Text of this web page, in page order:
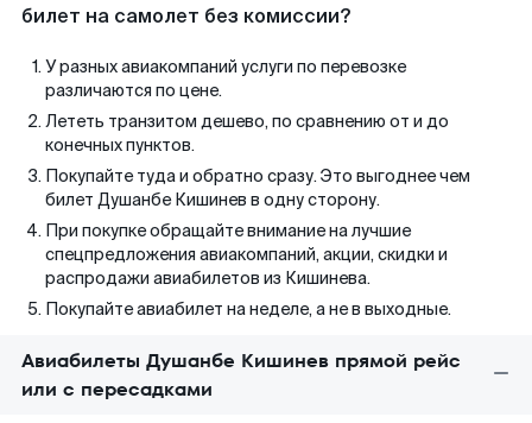
билет на самолет без комиссии?
У разных авиакомпаний услуги по перевозке
различаются по цене.
Лететь транзитом дешево, по сравнению от и до
конечных пунктов.
Покупайте туда и обратно сразу. Это выгоднее чем
билет Душанбе Кишинев в одну сторону.
При покупке обращайте внимание на лучшие
спецпредложения авиакомпаний, акции, скидки и
распродажи авиабилетов из Кишинева.
Покупайте авиабилет на неделе, а не в выходные.
Авиабилеты Душанбе Кишинев прямой рейс
или с пересадками